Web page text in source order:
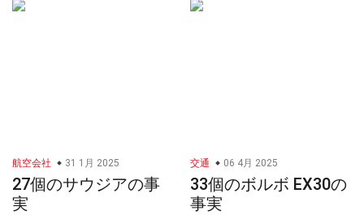
航空会社 31 1月 2025
27個のサウジアの事
実
交通 06 4月 2025
33個のボルボ EX30の
事実